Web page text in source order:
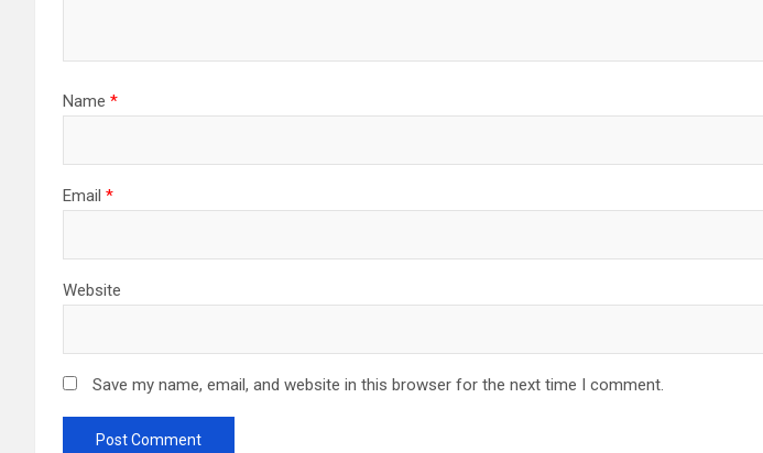
Name *
Email *
Website
Save my name, email, and website in this browser for the next time I comment.